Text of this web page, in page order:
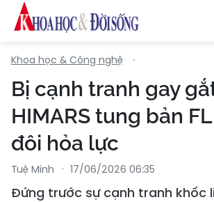
Khoa học & Công nghệ
Bị cạnh tranh gay
HIMARS tung bản
đôi hỏa lực
Tuệ Minh 17/06/2026 06:35
Đứng trước sự cạnh tranh khốc